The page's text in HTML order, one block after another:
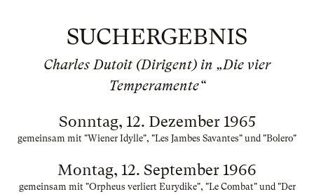
SUCHERGEBNIS
Charles Dutoit (Dirigent) in „Die vier
Temperamente“
Sonntag, 12. Dezember 1965
gemeinsam mit "Wiener Idylle", "Les Jambes Savantes" und "Bolero"
Montag, 12. September 1966
gemeinsam mit "Orpheus verliert Eurydike", "Le Combat" und "Der